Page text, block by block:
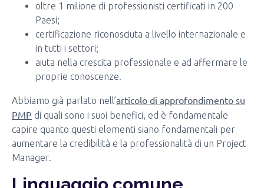
oltre 1 milione di professionisti certificati in 200
Paesi;
certificazione riconosciuta a livello internazionale e
in tutti i settori;
aiuta nella crescita professionale e ad affermare le
proprie conoscenze.
Abbiamo già parlato nell’articolo di approfondimento su
PMP di quali sono i suoi benefici, ed è fondamentale
capire quanto questi elementi siano fondamentali per
aumentare la credibilità e la professionalità di un Project
Manager.